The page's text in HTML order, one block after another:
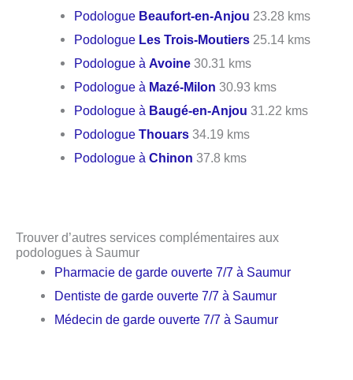
Podologue Beaufort-en-Anjou 23.28 kms
Podologue Les Trois-Moutiers 25.14 kms
Podologue à Avoine 30.31 kms
Podologue à Mazé-Milon 30.93 kms
Podologue à Baugé-en-Anjou 31.22 kms
PodologueThouars 34.19 kms
Podologue àChinon 37.8 kms
Trouver d’autres services complémentaires aux
podologues à Saumur
Pharmacie de garde ouverte 7/7 à Saumur
Dentiste de garde ouverte 7/7 à Saumur
Médecin de garde ouverte 7/7 à Saumur